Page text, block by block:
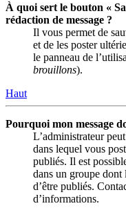
À quoi sert le bouton «
rédaction de message ?
Il vous permet de
et de les poster
le panneau de
brouillons).
Haut
Pourquoi mon message
L’administrateur
dans lequel vous
publiés. Il est
dans un groupe dont
d’être publiés.
d’informations.